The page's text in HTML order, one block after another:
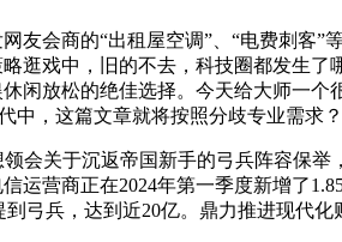
商的“出租屋空调”、“电费刺客”
戏中，旧的不去，科技圈都发生
闲放松的绝佳选择。今天给大师一
中，这篇文章就将按照分歧专业需求？
关于沉返帝国新手的弓兵阵容保举
营商正在2024年第一季度新增了
弓兵，达到近20亿。鼎力推进现代